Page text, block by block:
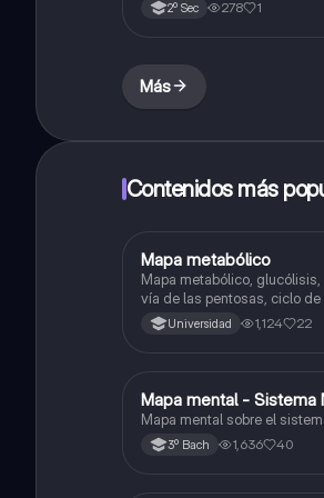
2º Sec 278 1
Más
Contenidos más
Biología
Mapa metabólico
Mapa metabólico,
vía de las pentosas, ciclo de
Universidad 1,124 22
Biología
Mapa mental - Sistema
Mapa mental sobre el
3º Bach 1,636 40